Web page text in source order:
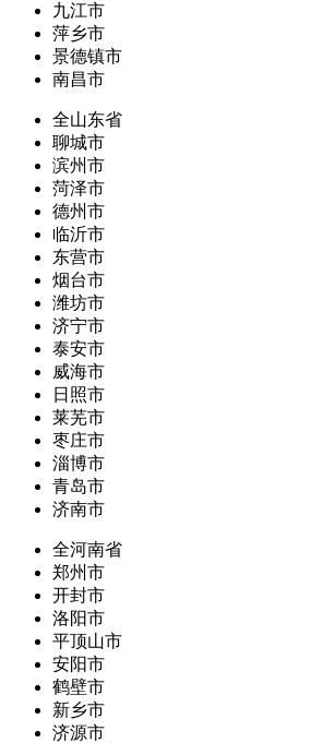
九江市
萍乡市
景德镇市
南昌市
全山东省
聊城市
滨州市
菏泽市
德州市
临沂市
东营市
烟台市
潍坊市
济宁市
泰安市
威海市
日照市
莱芜市
枣庄市
淄博市
青岛市
济南市
全河南省
郑州市
开封市
洛阳市
平顶山市
安阳市
鹤壁市
新乡市
济源市